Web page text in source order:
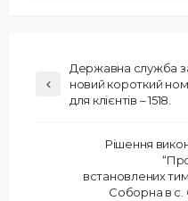
Державна служба
новий короткий
для клієнтів – 1518.
Рішення
встановлених
Соборна в с.